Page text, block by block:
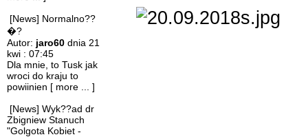
[News] Normalno??
�?
Autor: jaro60 dnia 21
kwi : 07:45
Dla mnie, to Tusk jak
wroci do kraju to
powiinien [ more ... ]
[News] Wyk??ad dr
Zbigniew Stanuch
"Golgota Kobiet -